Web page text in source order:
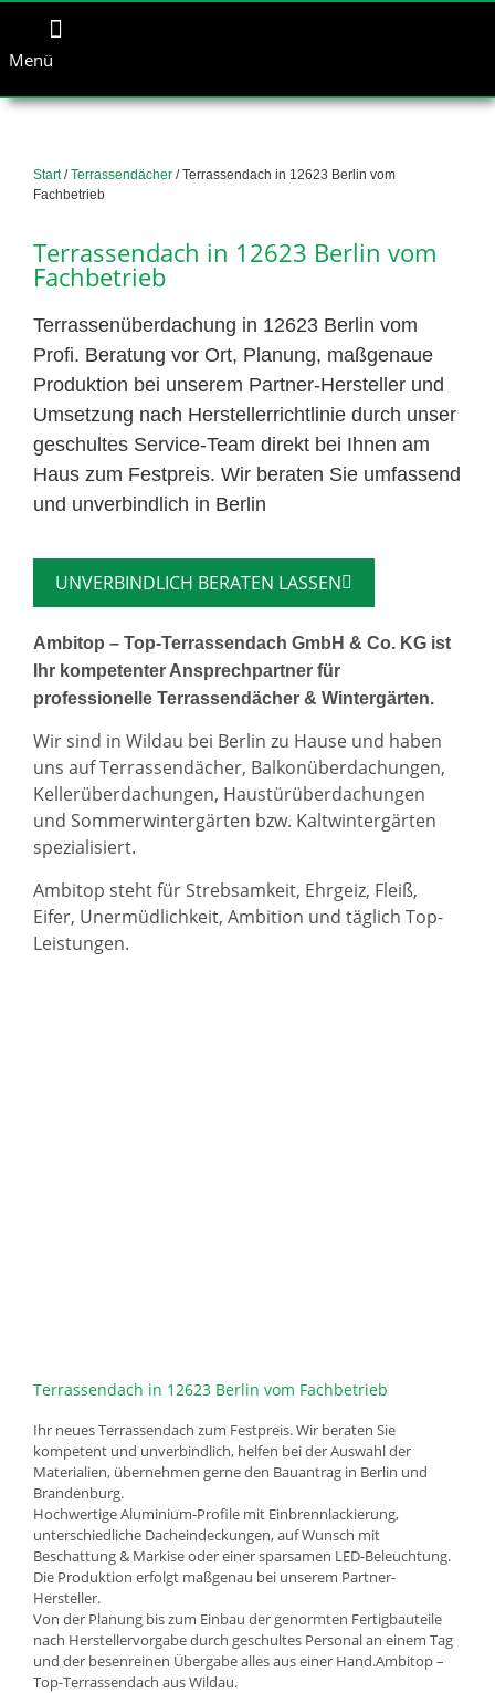
Menü
Start/Terrassendächer / Terrassendach in 12623 Berlin vom
Fachbetrieb
Terrassendach in 12623 Berlin vom
Fachbetrieb
Terrassenüberdachung in 12623 Berlin vom
Profi. Beratung vor Ort, Planung, maßgenaue
Produktion bei unserem Partner-Hersteller und
Umsetzung nach Herstellerrichtlinie durch unser
geschultes Service-Team direkt bei Ihnen am
Haus zum Festpreis. Wir beraten Sie umfassend
und unverbindlich in Berlin
UNVERBINDLICH BERATEN LASSEN
Ambitop – Top-Terrassendach GmbH & Co. KG ist
Ihr kompetenter Ansprechpartner für
professionelle Terrassendächer & Wintergärten.
Wir sind in Wildau bei Berlin zu Hause und haben
uns auf Terrassendächer, Balkonüberdachungen,
Kellerüberdachungen, Haustürüberdachungen
und Sommerwintergärten bzw. Kaltwintergärten
spezialisiert.
Ambitop steht für Strebsamkeit, Ehrgeiz, Fleiß,
Eifer, Unermüdlichkeit, Ambition und täglich Top-
Leistungen.
Terrassendach in 12623 Berlin vom Fachbetrieb
Ihr neues Terrassendach zum Festpreis. Wir beraten Sie
kompetent und unverbindlich, helfen bei der Auswahl der
Materialien, übernehmen gerne den Bauantrag in Berlin und
Brandenburg.
Hochwertige Aluminium-Profile mit Einbrennlackierung,
unterschiedliche Dacheindeckungen, auf Wunsch mit
Beschattung & Markise oder einer sparsamen LED-Beleuchtung.
Die Produktion erfolgt maßgenau bei unserem Partner-
Hersteller.
Von der Planung bis zum Einbau der genormten Fertigbauteile
nach Herstellervorgabe durch geschultes Personal an einem Tag
und der besenreinen Übergabe alles aus einer Hand.Ambitop –
Top-Terrassendach aus Wildau.